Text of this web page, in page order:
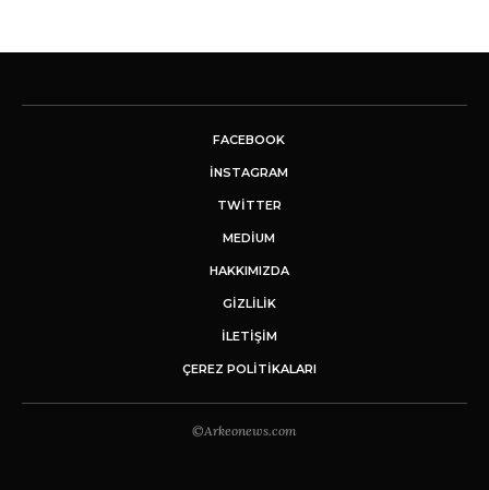
FACEBOOK
INSTAGRAM
TWITTER
MEDIUM
HAKKIMIZDA
GİZLİLİK
İLETIŞIM
ÇEREZ POLITIKALARI
©Arkeonews.com